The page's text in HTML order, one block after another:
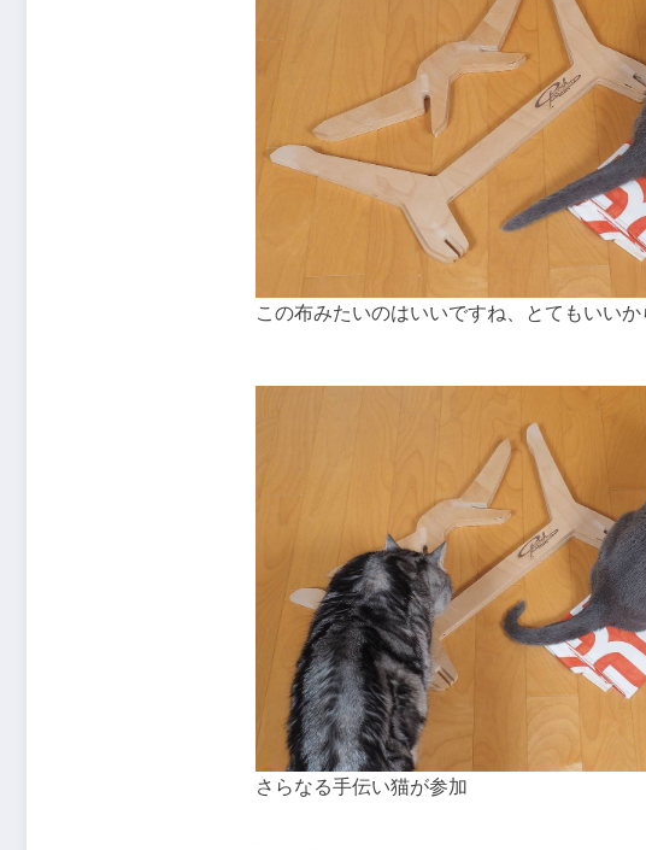
この布みたいのはいいですね、とてもいい
さらなる手伝い猫が参加